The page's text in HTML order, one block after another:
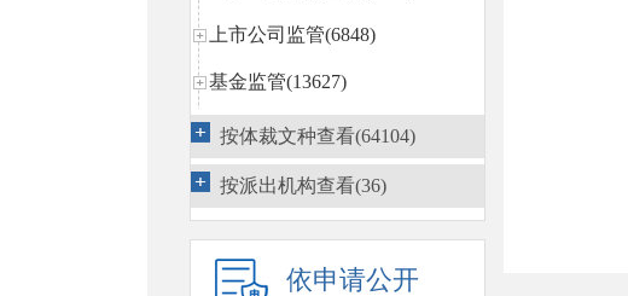
上市公司监管(6848)
基金监管(13627)
私募基金监管(13)
区域性股权市场规范发展(14)
期货监管(1296)
债券监管(3663)
按体裁文种查看(64104)
按派出机构查看(36)
依申请公开